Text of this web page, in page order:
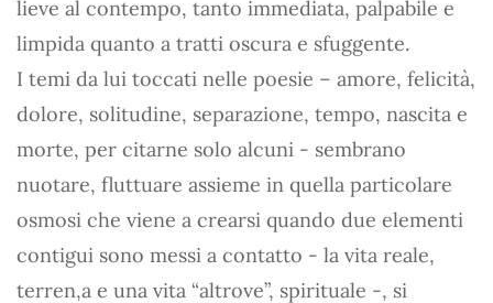
lieve al contempo, tanto immediata, palpabile e
limpida quanto a tratti oscura e sfuggente.
I temi da lui toccati nelle poesie – amore, felicità,
dolore, solitudine, separazione, tempo, nascita e
morte, per citarne solo alcuni - sembrano
nuotare, fluttuare assieme in quella particolare
osmosi che viene a crearsi quando due elementi
contigui sono messi a contatto - la vita reale,
terren,a e una vita “altrove”, spirituale -, si